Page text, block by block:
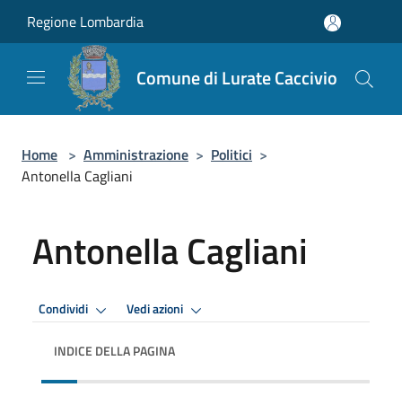
Regione Lombardia
Comune di Lurate Caccivio
Home > Amministrazione > Politici >
Antonella Cagliani
Antonella Cagliani
Condividi Vedi azioni
INDICE DELLA PAGINA